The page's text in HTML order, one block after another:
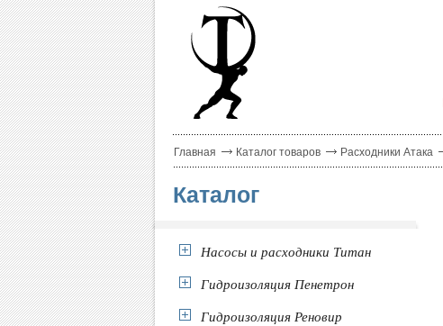
Главная Каталог товаров Расходники Атака
Каталог
Насосы и расходники Титан
Гидроизоляция Пенетрон
Гидроизоляция Реновир